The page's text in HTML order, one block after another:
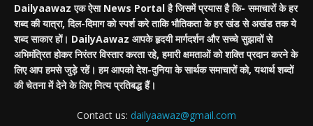
Dailyaawaz एक ऐसा News Portal है जिसमें प्रयास है कि- समाचारों के हर
शब्द की यात्रा, दिल-दिमाग को स्पर्श करे ताकि भौतिकता के हर खंड से अखंड तक ये
शब्द साकार हों। DailyAawaz आपके हृदयी मार्गदर्शन और सच्चे सुझावों से
अभिमंत्रित होकर निरंतर विस्तार करता रहे, हमारी क्षमताओं को शक्ति प्रदान करने के
लिए आप हमसे जुड़े रहें। हम आपको देश-दुनिया के सार्थक समाचारों को, यथार्थ शब्दों
की चेतना में देने के लिए नित्य प्रतिबद्ध हैं।
Contact us: dailyaawaz@gmail.com